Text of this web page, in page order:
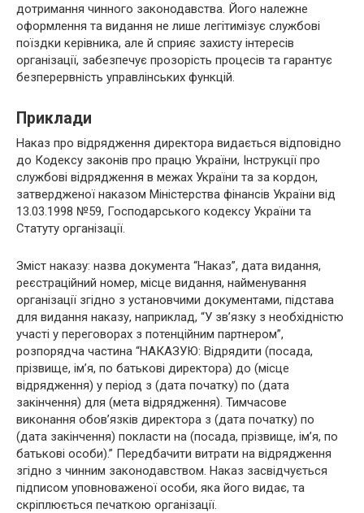
дотримання чинного законодавства. Його належне
оформлення та видання не лише легітимізує службові
поїздки керівника, але й сприяє захисту інтересів
організації, забезпечує прозорість процесів та гарантує
безперервність управлінських функцій.
Приклади
Наказ про відрядження директора видається відповідно
до Кодексу законів про працю України, Інструкції про
службові відрядження в межах України та за кордон,
затвердженої наказом Міністерства фінансів України від
13.03.1998 №59, Господарського кодексу України та
Статуту організації.
Зміст наказу: назва документа “Наказ”, дата видання,
реєстраційний номер, місце видання, найменування
організації згідно з установчими документами, підстава
для видання наказу, наприклад, “У зв’язку з необхідністю
участі у переговорах з потенційним партнером”,
розпорядча частина “НАКАЗУЮ: Відрядити (посада,
прізвище, ім’я, по батькові директора) до (місце
відрядження) у період з (дата початку) по (дата
закінчення) для (мета відрядження). Тимчасове
виконання обов’язків директора з (дата початку) по
(дата закінчення) покласти на (посада, прізвище, ім’я, по
батькові особи).” Передбачити витрати на відрядження
згідно з чинним законодавством. Наказ засвідчується
підписом уповноваженої особи, яка його видає, та
скріплюється печаткою організації.